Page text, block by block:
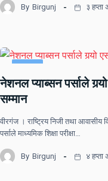
By Birgunj ३ हप्ता
नेशनल प्याब्सन पर्साले
सम्मान
वीरगंज । राष्ट्रिय निजी तथा आवासीय
पर्साले माध्यमिक शिक्षा परीक्षा…
By Birgunj ४ हप्ता